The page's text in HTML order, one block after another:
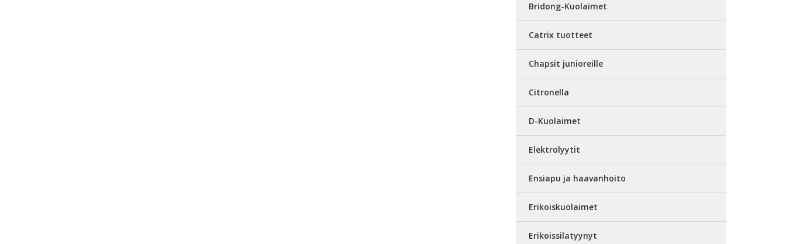
Bridong-Kuolaimet
Catrix tuotteet
Chapsit junioreille
Citronella
D-Kuolaimet
Elektrolyytit
Ensiapu ja haavanhoito
Erikoiskuolaimet
Erikoissilatyynyt